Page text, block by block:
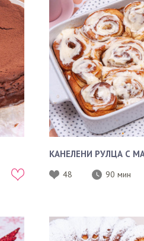
КАНЕЛЕНИ РУЛЦА С
48 90 мин